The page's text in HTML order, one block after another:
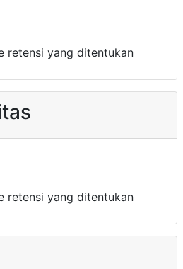
retensi yang ditentukan
retensi yang ditentukan